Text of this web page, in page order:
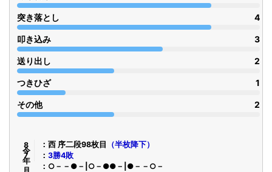
突き落とし 4
叩き込み 3
送り出し 2
つきひざ 1
その他 2
令8年7月 西 序二段98枚目
（半枚降下）
3勝4敗
○－－●－|○－●●－|●－－○－